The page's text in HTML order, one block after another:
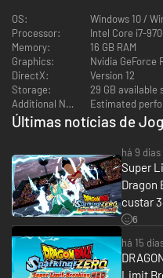
LUTAS 3D INCRÍVEIS
Participe de batalhas 3D
anime e aos jogos, com visuais
combate autênticos, como
movimentos rápidos demais para
destroem planetas.
OS:
Windows 10 /
Processor:
Intel Core i7-
Memory:
16 GB RAM
Graphics:
Nvidia GeForce
DirectX:
Version 12
Storage:
29 GB available
Additional Notes:
Estimated
Últimas notícias de
há 9 dias
Super
Dragon
custar
6
há 15
Limit